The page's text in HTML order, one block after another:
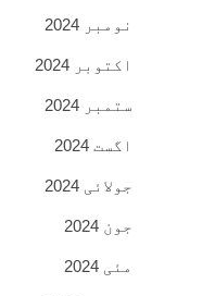
نومبر 2024
اکتوبر 2024
ستمبر 2024
اگست 2024
جولائی 2024
جون 2024
مئی 2024